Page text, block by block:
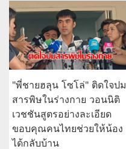
"พี่ชายฮลุน โซโล่" ติดใจปม
สารพิษในร่างกาย วอนนิติ
เวชชันสูตรอย่างละเอียด
ขอบคุณคนไทยช่วยให้น้อง
ได้กลับบ้าน